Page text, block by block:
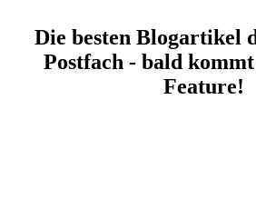
Die besten Blogartikel
Postfach - bald kommt
Feature!